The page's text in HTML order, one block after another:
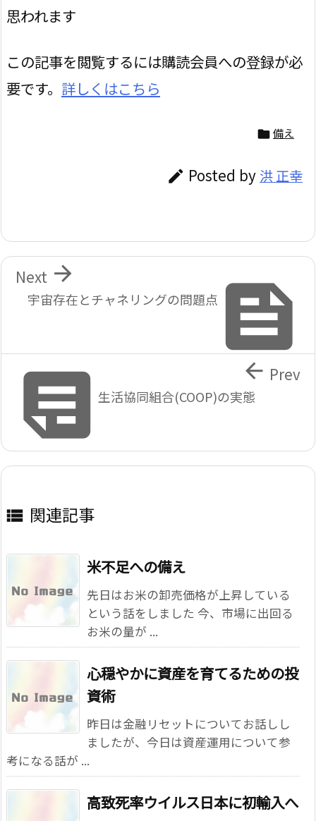
思われます
この記事を閲覧するには購読会員への登録が必
要です。 詳しくはこちら
 備え
 Posted by 洪 正幸

宇宙存在とチャネリングの問題点

Next
生活協同組合(COOP)の実態
 Prev
 関連記事
米不足への備え
先日はお米の卸売価格が上昇している
という話をしました 今、市場に出回る
お米の量が ...
心穏やかに資産を育てるための投
資術
昨日は金融リセットについてお話しし
ましたが、今日は資産運用について参
考になる話が ...
高致死率ウイルス日本に初輸入へ